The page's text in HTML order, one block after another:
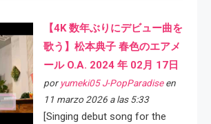
【4K 数年ぶりにデビュー曲を
歌う】松本典子 春色のエアメ
ール O.A. 2024 年 02月 17日
por yumeki05 J-PopParadiseen
11 marzo 2026 a las 5:33
[Singing debut song for the